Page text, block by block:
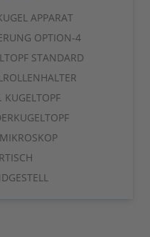
APPARAT
OPTION-4
STANDARD
KUGELTOPF